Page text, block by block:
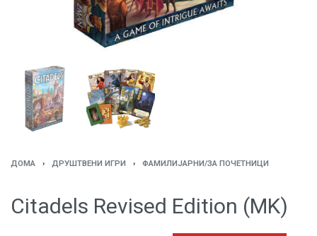
ДОМА › ДРУШТВЕНИ ИГРИ › ФАМИЛИЈАРНИ/ЗА ПОЧЕТНИЦИ
Citadels Revised Edition (MK)